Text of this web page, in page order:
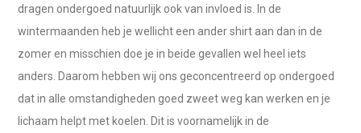
dragen ondergoed natuurlijk ook van invloed is. In de
wintermaanden heb je wellicht een ander shirt aan dan in de
zomer en misschien doe je in beide gevallen wel heel iets
anders. Daarom hebben wij ons geconcentreerd op ondergoed
dat in alle omstandigheden goed zweet weg kan werken en je
lichaam helpt met koelen. Dit is voornamelijk in de